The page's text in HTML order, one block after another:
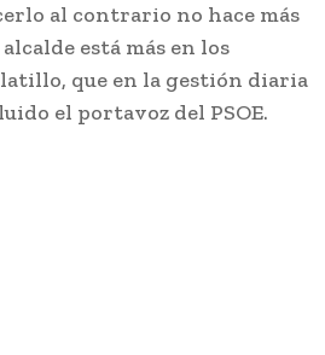
going on
deal!
al contrario no hace más
está más en los
que en la gestión diaria
el portavoz del PSOE.